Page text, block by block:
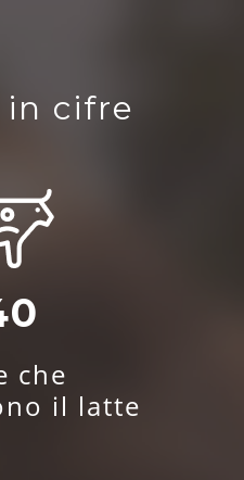
in cifre
che
il latte